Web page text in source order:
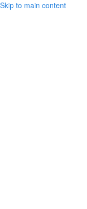
Skip to main content